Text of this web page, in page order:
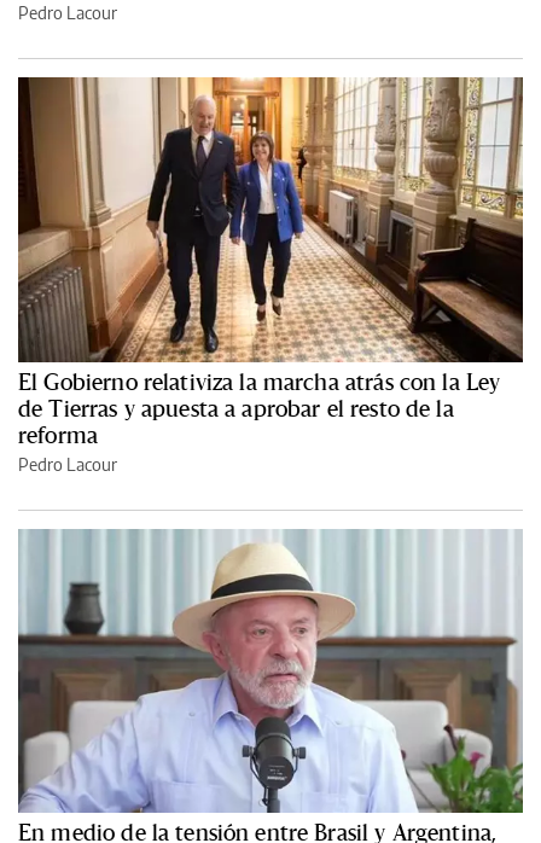
Pedro Lacour
El Gobierno relativiza la marcha atrás con la Ley
de Tierras y apuesta a aprobar el resto de la
reforma
Pedro Lacour
En medio de la tensión entre Brasil y Argentina,